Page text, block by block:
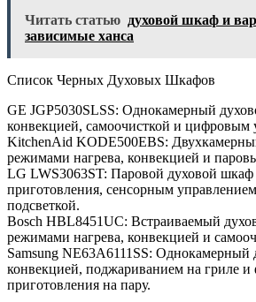
Читать статью духовой шкаф и
зависимые ханса
Список Черных Духовых Шкафов
GE JGP5030SLSS: Однокамерный
конвекцией, самоочисткой и цифровым
KitchenAid KODE500EBS:
режимами нагрева, конвекцией и
LG LWS3063ST: Паровой духовой
приготовления, сенсорным
подсветкой.
Bosch HBL8451UC: Встраиваемый
режимами нагрева, конвекцией и
Samsung NE63A6111SS: Однокамерный
конвекцией, поджариванием на гриле и
приготовления на пару.